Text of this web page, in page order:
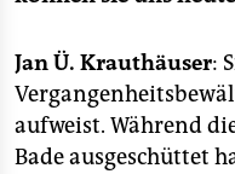
unterstützen
abo
genossenschaft
epaper login
Jan Ü. Krauthäuser:
aufweist. Während
Bade ausgeschüttet